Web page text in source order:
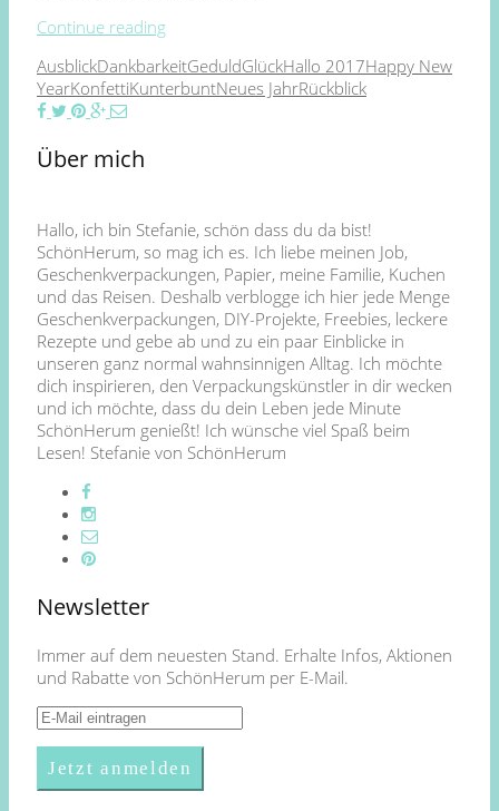
Continue reading
AusblickDankbarkeitGeduldGlückHallo 2017Happy New
YearKonfettiKunterbuntNeues JahrRückblick
Über mich
Hallo, ich bin Stefanie, schön dass du da bist!
SchönHerum, so mag ich es. Ich liebe meinen Job,
Geschenkverpackungen, Papier, meine Familie, Kuchen
und das Reisen. Deshalb verblogge ich hier jede Menge
Geschenkverpackungen, DIY-Projekte, Freebies, leckere
Rezepte und gebe ab und zu ein paar Einblicke in
unseren ganz normal wahnsinnigen Alltag. Ich möchte
dich inspirieren, den Verpackungskünstler in dir wecken
und ich möchte, dass du dein Leben jede Minute
SchönHerum genießt! Ich wünsche viel Spaß beim
Lesen! Stefanie von SchönHerum
Newsletter
Immer auf dem neuesten Stand. Erhalte Infos, Aktionen
und Rabatte von SchönHerum per E-Mail.